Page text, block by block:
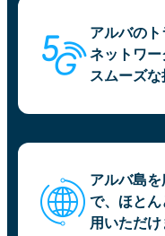
アルバの
ネットワ
スムーズな
アルバ島
で、ほとん
用いただけ